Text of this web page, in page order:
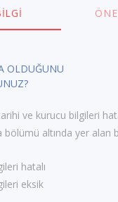
OLDUĞUNU
ve kurucu bilgileri
bölümü altında yer alan
hatalı
eksik